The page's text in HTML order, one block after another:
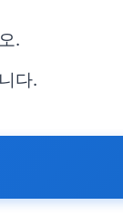
.
다.